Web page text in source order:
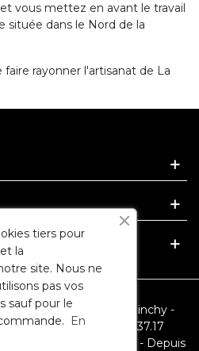
vous mettez en avant le travail
située dans le Nord de la
rayonner l'artisanat de La
Nationale - 62149 Cuinchy -
- Téléphone : 09.86.35.37.17
social : 7500 euros - Depuis
tiers pour
la
site. Nous ne
pas vos
sauf pour le
En